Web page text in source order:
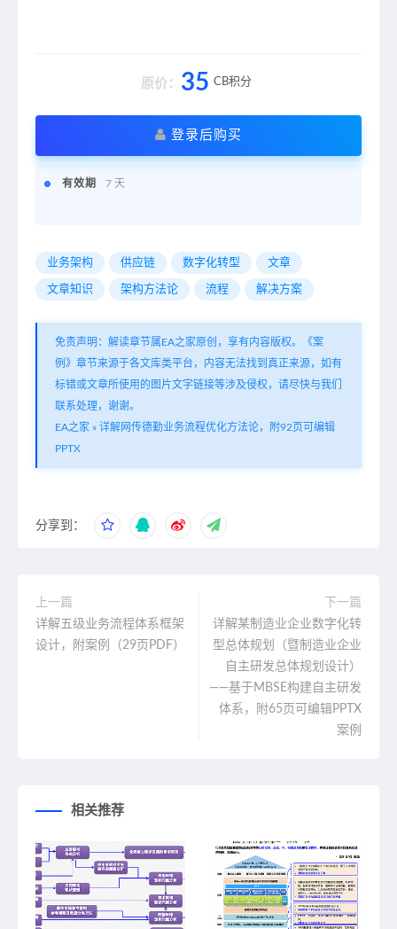
原价： 35 CB积分
登录后购买
有效期 7 天
业务架构 供应链 数字化转型 文章
文章知识 架构方法论 流程 解决方案
免责声明：解读章节属EA之家原创，享有内容版权。《案
例》章节来源于各文库类平台，内容无法找到真正来源，如有
标错或文章所使用的图片文字链接等涉及侵权，请尽快与我们
联系处理，谢谢。
EA之家 » 详解网传德勤业务流程优化方法论，附92页可编辑
PPTX
分享到：
上一篇
详解五级业务流程体系框架
设计，附案例（29页PDF）
下一篇
详解某制造业企业数字化转
型总体规划（暨制造业企业
自主研发总体规划设计）
——基于MBSE构建自主研发
体系，附65页可编辑PPTX
案例
相关推荐